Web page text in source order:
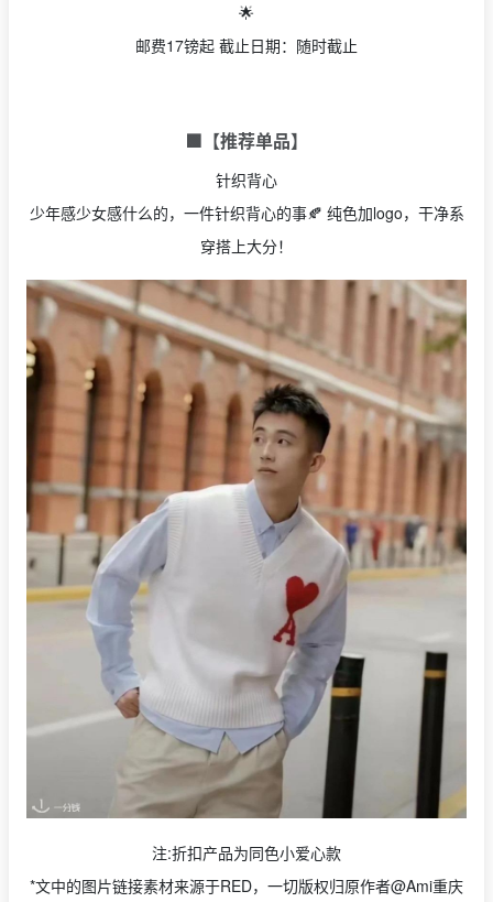
🌟
邮费17镑起 截止日期：随时截止
🟩【推荐单品】
针织背心
少年感少女感什么的，一件针织背心的事🍂 纯色加logo，干净系
穿搭上大分！
注:折扣产品为同色小爱心款
*文中的图片链接素材来源于RED，一切版权归原作者@Ami重庆